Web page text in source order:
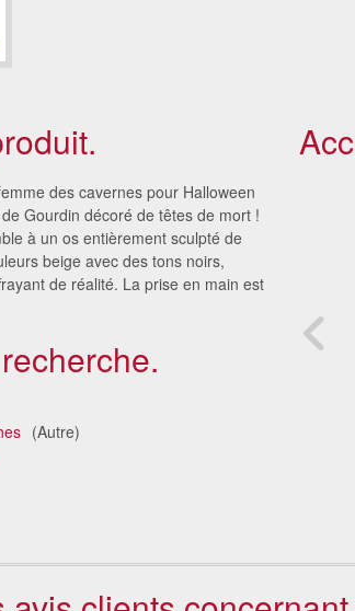
des cavernes pour Halloween
Gourdin décoré de têtes de mort !
à un os entièrement sculpté de
beige avec des tons noirs,
de réalité. La prise en main est
(Autre)